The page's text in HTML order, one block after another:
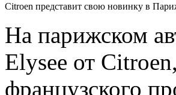
Citroen представит свою новинку в
На парижском
Elysee от
французского